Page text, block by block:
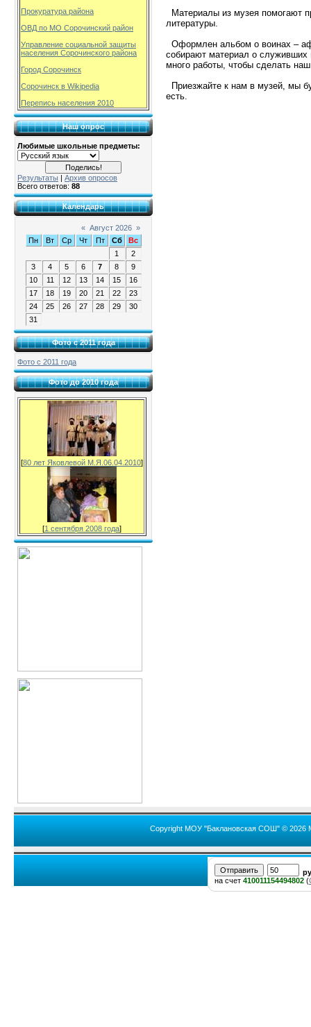
Прокуратура района
ОВД по МО Сорочинский район
Управление социальной защиты
населения Сорочинского района
Город Сорочинск
Сорочинск в Wikipedia
Перепись населения 2010
Наш опрос
Любимые школьные предметы:
Результаты
Архив опросов
Всего ответов: 88
Календарь
« Август 2026 »
Пн
Вт Ср Чт Пт Сб
Вс
1
2
3
4 5 6 7 8
9
10
11 12 13 14 15
16
17
18 19 20 21 22
23
24
25 26 27 28 29
30
31
Фото с 2011 года
Фото с 2011 года
Фото до 2010 года
[80 лет Яковлевой М.Я.06.04.2010]
[1 сентября 2008 года]
Материалы из музея помогают
литературы.
Оформлен альбом о воинах –
собирают материал о
много работы, чтобы сделать
Приезжайте к нам в музей, мы
есть.
Copyright МОУ "Баклановская СОШ" © 2026
на счет 410011154494802 (